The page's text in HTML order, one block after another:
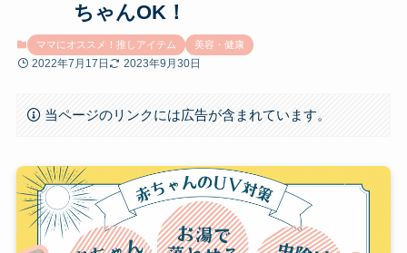
ちゃんOK！
ママにオススメ！推しアイテム 美容・健康
2022年7月17日 2023年9月30日
当ページのリンクには広告が含まれています。